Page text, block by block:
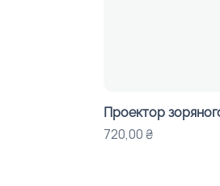
Проектор
Ціна
720,00 ₴